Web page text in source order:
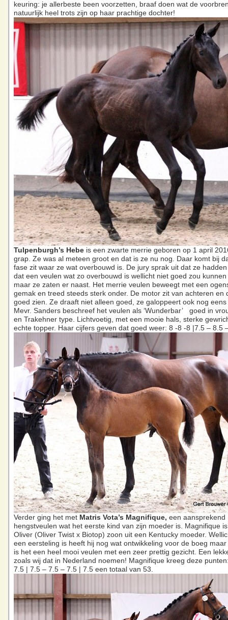
keuring: je allerbeste been voorzetten, braaf doen wat de
natuurlijk heel trots zijn op haar prachtige dochter!
Tul penburgh’s Hebe is een zwarte merrie geboren op 1 april
grap. Ze was al meteen groot en dat is ze nu nog. Daar komt bij
fase zit waar ze wat overbouwd is. De jury sprak uit dat ze
dat een veulen wat zo overbouwd is wellicht niet goed zou
maar ze zaten er naast. Het merrie veulen beweegt met een
gemak en treed steeds sterk onder. De motor zit van achteren en
goed zien. Ze draaft niet alleen goed, ze galoppeert ook nog
Mevr. Sanders beschreef het veulen als ‘Wunderbar’ goed in
en Trakehner type. Lichtvoetig, met een mooie hals, sterke
echte topper. Haar cijfers geven dat goed weer: 8 -8 -8 |7.5 – 8.5
Verder ging het met Matris Vota’s Magnifique, een aansprekend
hengstveulen wat het eerste kind van zijn moeder is. Magnifique
Oliver (Oliver Twist x Biotop) zoon uit een Kentucky moeder.
een eersteling is heeft hij nog wat ontwikkeling voor de boeg
is het een heel mooi veulen met een zeer prettig gezicht. Een
zoals wij dat in Nederland noemen! Magnifique kreeg deze
7.5 | 7.5 – 7.5 – 7.5 | 7.5 een totaal van 53.